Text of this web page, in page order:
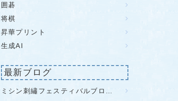
囲碁
将棋
昇華プリント
生成AI
最新ブログ
ミシン刺繡フェスティバルブロ…